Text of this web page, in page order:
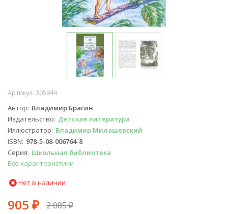
Артикул: 305944
Автор Владимир Брагин
Издательство Детская литература
Иллюстратор Владимир Милашевский
ISBN 978-5-08-006764-8
Серия Школьная библиотека
Все характеристики
Нет в наличии
905 ₽ 2 085₽